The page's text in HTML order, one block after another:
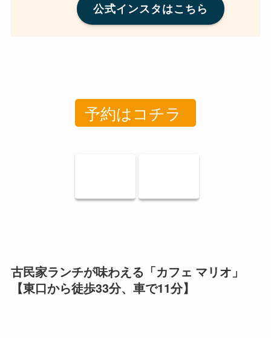
公式インスタはこちら
予約はコチラ
古民家ランチが味わえる「カフェ マリオ」
【東口から徒歩33分、車で11分】